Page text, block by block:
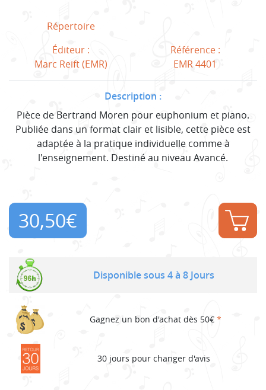
Répertoire
Éditeur :
Marc Reift (EMR)
Référence :
EMR 4401
Description :
Pièce de Bertrand Moren pour euphonium et piano.
Publiée dans un format clair et lisible, cette pièce est
adaptée à la pratique individuelle comme à
l'enseignement. Destiné au niveau Avancé.
30,50€
Disponible sous 4 à 8 Jours
Gagnez un bon d'achat dès 50€ *
30 jours pour changer d'avis